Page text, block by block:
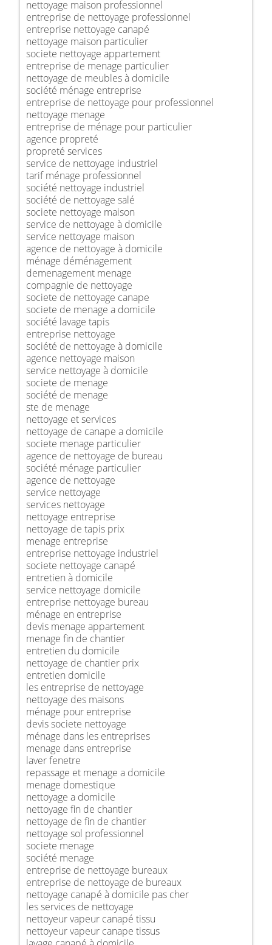
nettoyage maison professionnel
entreprise de nettoyage professionnel
entreprise nettoyage canapé
nettoyage maison particulier
societe nettoyage appartement
entreprise de menage particulier
nettoyage de meubles à domicile
société ménage entreprise
entreprise de nettoyage pour professionnel
nettoyage menage
entreprise de ménage pour particulier
agence propreté
propreté services
service de nettoyage industriel
tarif ménage professionnel
société nettoyage industriel
société de nettoyage salé
societe nettoyage maison
service de nettoyage à domicile
service nettoyage maison
agence de nettoyage à domicile
ménage déménagement
demenagement menage
compagnie de nettoyage
societe de nettoyage canape
societe de menage a domicile
société lavage tapis
entreprise nettoyage
société de nettoyage à domicile
agence nettoyage maison
service nettoyage à domicile
societe de menage
société de menage
ste de menage
nettoyage et services
nettoyage de canape a domicile
societe menage particulier
agence de nettoyage de bureau
société ménage particulier
agence de nettoyage
service nettoyage
services nettoyage
nettoyage entreprise
nettoyage de tapis prix
menage entreprise
entreprise nettoyage industriel
societe nettoyage canapé
entretien à domicile
service nettoyage domicile
entreprise nettoyage bureau
ménage en entreprise
devis menage appartement
menage fin de chantier
entretien du domicile
nettoyage de chantier prix
entretien domicile
les entreprise de nettoyage
nettoyage des maisons
ménage pour entreprise
devis societe nettoyage
ménage dans les entreprises
menage dans entreprise
laver fenetre
repassage et menage a domicile
menage domestique
nettoyage a domicile
nettoyage fin de chantier
nettoyage de fin de chantier
nettoyage sol professionnel
societe menage
société menage
entreprise de nettoyage bureaux
entreprise de nettoyage de bureaux
nettoyage canapé à domicile pas cher
les services de nettoyage
nettoyeur vapeur canapé tissu
nettoyeur vapeur canape tissus